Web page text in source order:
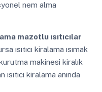
nem alma
mazotlu ısıtıcılar
ısıtıcı kiralama ısımak
makinesi kiralık
ısıtıcı kiralama anında